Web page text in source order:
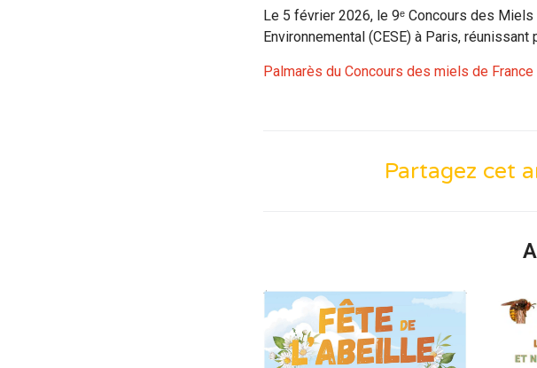
Le 5 février 2026, le 9ᵉ Concours des
Environnemental (CESE) à Paris,
Palmarès du Concours des miels de
Partagez cet